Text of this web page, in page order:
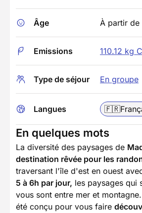
Âge À partir de
Emissions 110.12 kg
Type de séjour En groupe
Langues 🇫🇷
En quelques mots
La diversité des paysages de
destination rêvée pour les
traversant l'île d'est en ouest
5 à 6h par jour, les paysages qui
vous sont entre mer et
été conçu pour vous faire